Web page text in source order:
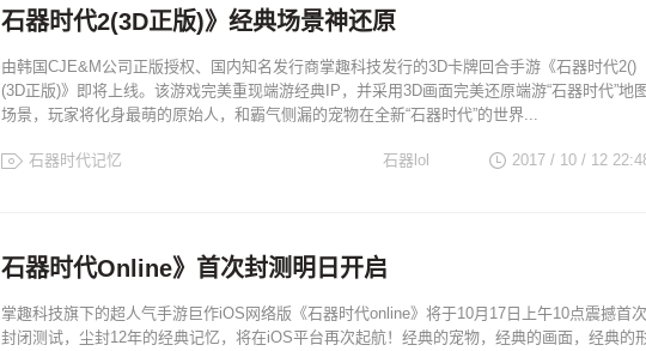
石器时代2(3D正版)》经典场景神还原
由韩国CJE&M公司正版授权、国内知名发行商掌趣科技发行的3D卡牌回合手游《石器时代2()
(3D正版)》即将上线。该游戏完美重现端游经典IP，并采用3D画面完美还原端游“石器时代”地图
场景，玩家将化身最萌的原始人，和霸气侧漏的宠物在全新“石器时代”的世界...
石器时代记忆 2017 / 10 / 12
石器lol
石器时代Online》首次封测明日开启
掌趣科技旗下的超人气手游巨作iOS网络版《石器时代online》将于10月17日上午10点震撼首次
封闭测试，尘封12年的经典记忆，将在iOS平台再次起航！经典的宠物，经典的画面，经典的